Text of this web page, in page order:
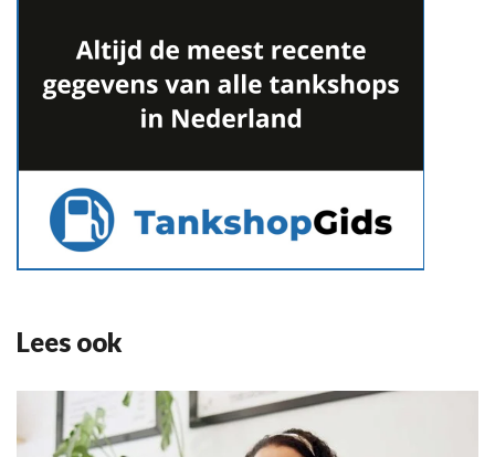
Lees ook